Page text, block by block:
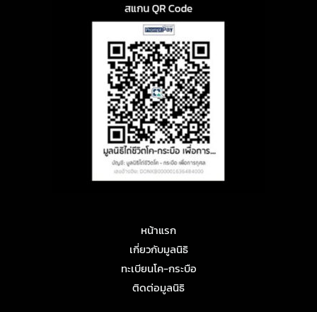
หน้าแรก
เกี่ยวกับมูลนิธิ
ทะเบียนโค-กระบือ
ติดต่อมูลนิธิ